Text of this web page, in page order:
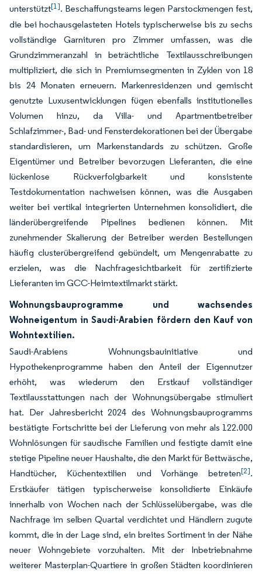
unterstützt[1]. Beschaffungsteams legen Parstockmengen fest,
die bei hochausgelasteten Hotels typischerweise bis zu sechs
vollständige Garnituren pro Zimmer umfassen, was die
Grundzimmeranzahl in beträchtliche Textilausschreibungen
multipliziert, die sich in Premiumsegmenten in Zyklen von 18
bis 24 Monaten erneuern. Markenresidenzen und gemischt
genutzte Luxusentwicklungen fügen ebenfalls institutionelles
Volumen hinzu, da Villa- und Apartmentbetreiber
Schlafzimmer-, Bad- und Fensterdekorationen bei der Übergabe
standardisieren, um Markenstandards zu schützen. Große
Eigentümer und Betreiber bevorzugen Lieferanten, die eine
lückenlose Rückverfolgbarkeit und konsistente
Testdokumentation nachweisen können, was die Ausgaben
weiter bei vertikal integrierten Unternehmen konsolidiert, die
länderübergreifende Pipelines bedienen können. Mit
zunehmender Skalierung der Betreiber werden Bestellungen
häufig clusterübergreifend gebündelt, um Mengenrabatte zu
erzielen, was die Nachfragesichtbarkeit für zertifizierte
Lieferanten im GCC-Heimtextilmarkt stärkt.
Wohnungsbauprogramme und wachsendes
Wohneigentum in Saudi-Arabien fördern den Kauf von
Wohntextilien.
Saudi-Arabiens Wohnungsbauinitiative und
Hypothekenprogramme haben den Anteil der Eigennutzer
erhöht, was wiederum den Erstkauf vollständiger
Textilausstattungen nach der Wohnungsübergabe stimuliert
hat. Der Jahresbericht 2024 des Wohnungsbauprogramms
bestätigte Fortschritte bei der Lieferung von mehr als 122.000
Wohnlösungen für saudische Familien und festigte damit eine
stetige Pipeline neuer Haushalte, die den Markt für Bettwäsche,
Handtücher, Küchentextilien und Vorhänge betreten[2].
Erstkäufer tätigen typischerweise konsolidierte Einkäufe
innerhalb von Wochen nach der Schlüsselübergabe, was die
Nachfrage im selben Quartal verdichtet und Händlern zugute
kommt, die in der Lage sind, ein breites Sortiment in der Nähe
neuer Wohngebiete vorzuhalten. Mit der Inbetriebnahme
weiterer Masterplan-Quartiere in großen Städten koordinieren